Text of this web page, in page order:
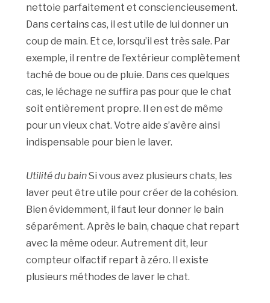
nettoie parfaitement et consciencieusement.
Dans certains cas, il est utile de lui donner un
coup de main. Et ce, lorsqu’il est très sale. Par
exemple, il rentre de l’extérieur complètement
taché de boue ou de pluie. Dans ces quelques
cas, le léchage ne suffira pas pour que le chat
soit entièrement propre. Il en est de même
pour un vieux chat. Votre aide s’avère ainsi
indispensable pour bien le laver.
Utilité du bainSi vous avez plusieurs chats, les
laver peut être utile pour créer de la cohésion.
Bien évidemment, il faut leur donner le bain
séparément. Après le bain, chaque chat repart
avec la même odeur. Autrement dit, leur
compteur olfactif repart à zéro. Il existe
plusieurs méthodes de laver le chat.